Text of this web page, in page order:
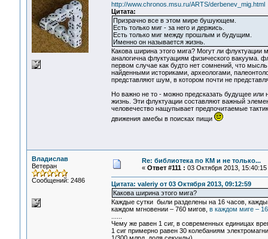
http://www.chronos.msu.ru/ARTS/derbenev_mig.html
Цитата:
Призрачно все в этом мире бушующем.
Есть только миг - за него и держись.
Есть только миг между прошлым и будущим.
Именно он называется жизнь.
Какова ширина этого мига? Могут ли
аналогична флуктуациям физического вакуума.
первом случае как будто нет сомнений, что
найденными историками, археологами,
представляют шум, в котором почти не
Но важно не то - можно предсказать будущее или
жизнь. Эти флуктуации составляют важный
человечество нащупывает предпочитаемые
движения амебы в поисках пищи
Владислав
Ветеран
Сообщений: 2486
Re: библиотека по КМ и не только...
« Ответ #111 : 03 Октября 2013, 15:40:15
Цитата: valeriy от 03 Октября 2013, 09:12:59
Какова ширина этого мига?
Каждые сутки были разделены на 16 часов,
каждом мгновении – 760 мигов, в каждом миге –
Чему же равен 1 сиг, в современных единицах
1 сиг примерно равен 30 колебаниям